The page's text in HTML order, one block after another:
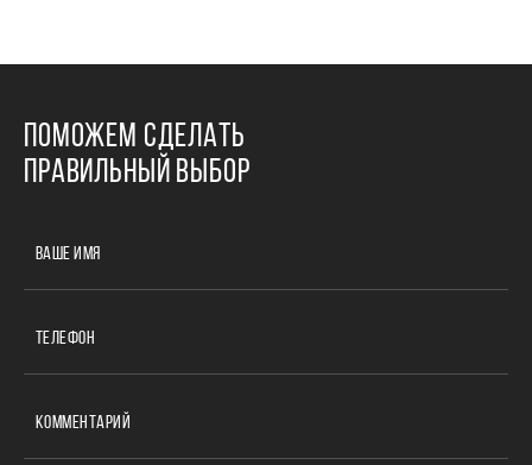
ПОМОЖЕМ СДЕЛАТЬ
ПРАВИЛЬНЫЙ ВЫБОР
ВАШЕ ИМЯ
ТЕЛЕФОН
КОММЕНТАРИЙ